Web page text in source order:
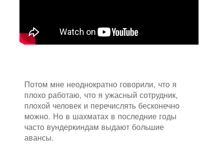
Потом мне неоднократно говорили, что я
плохо работаю, что я ужасный сотрудник,
плохой человек и перечислять бесконечно
можно. Но в шахматах в последние годы
часто вундеркиндам выдают большие
авансы.